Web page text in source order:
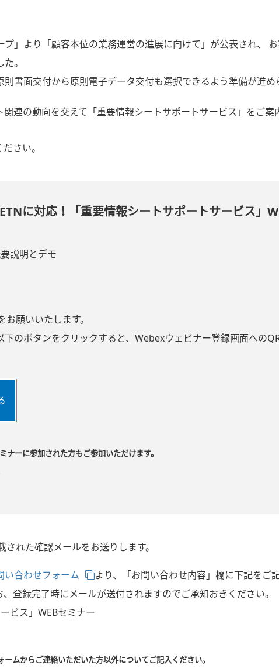
」より「顧客本位の業務運営の進展に向けて」が公表され、
。
書面交付から原則電子データ交付も選択できるよう準備が進め
連の動向を交えて「重要情報シートサポートサービス」をご案
さい。
に対応！「重要情報シートサポートサービス」
説明とデモ
願いいたします。
のボタンをクリックすると、Webexウェビナー登録画面への
ーに参加された方もご参加いただけます。
れた確認メールをお送りします。
い合わせフォーム
より、「お問い合わせ内容」欄に下記をご
登録完了時にメールが送付されますのでご承知おきください。
ビス」WEBセミナー
ムからご連絡いただいた方以外についてご記入ください。